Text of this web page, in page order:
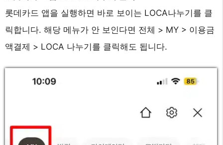
롯데카드 앱을 실행하면 바로 보이는 LOCA나누기를 클
릭합니다. 해당 메뉴가 안 보인다면 전체 > MY > 이용금
액결제 > LOCA 나누기를 클릭해도 됩니다.